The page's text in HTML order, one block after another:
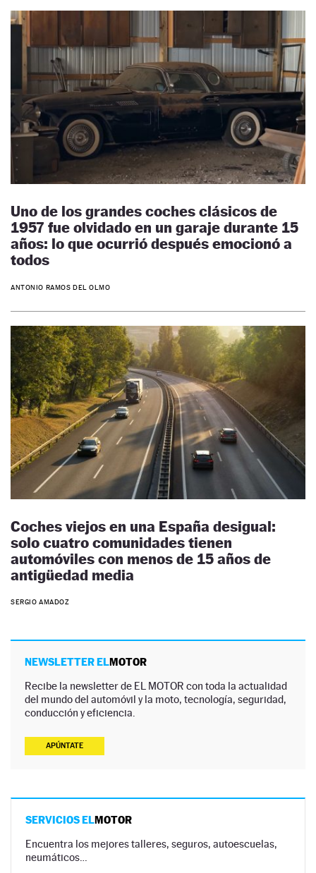
Uno de los grandes coches clásicos de
1957 fue olvidado en un garaje durante 15
años: lo que ocurrió después emocionó a
todos
ANTONIO RAMOS DEL OLMO
Coches viejos en una España desigual:
solo cuatro comunidades tienen
automóviles con menos de 15 años de
antigüedad media
SERGIO AMADOZ
NEWSLETTER ELMOTOR
Recibe la newsletter de EL MOTOR con toda la actualidad
del mundo del automóvil y la moto, tecnología, seguridad,
conducción y eficiencia.
APÚNTATE
SERVICIOS ELMOTOR
Encuentra los mejores talleres, seguros, autoescuelas,
neumáticos…